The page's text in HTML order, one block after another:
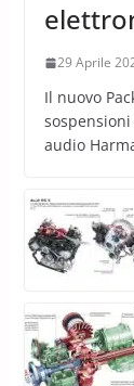
29 Aprile
Il nuovo
audio